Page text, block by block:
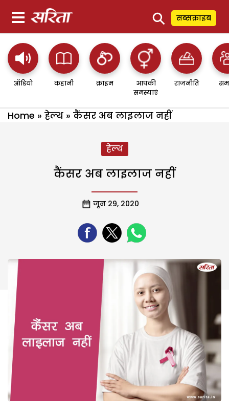
⚲ सब्सक्राइब
ऑडियो कहानी क्राइम
आपकी
समस्याएं
राजनीति
Home » हेल्थ » कैंसर अब लाइलाज नहीं
हेल्थ
कैंसर अब लाइलाज नहीं
जून 29, 2020